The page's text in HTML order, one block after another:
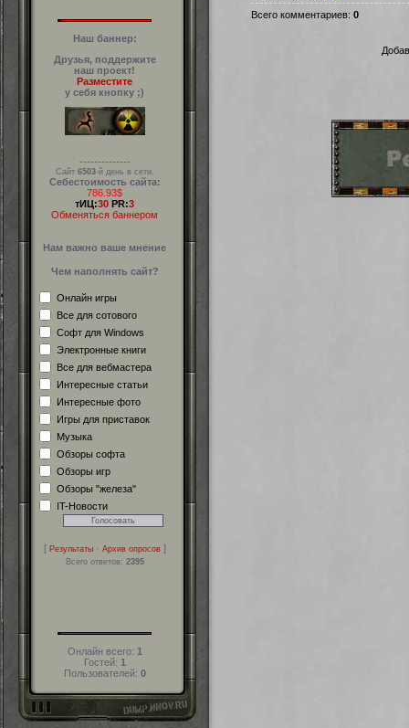
Наш баннер:
Друзья, поддержите
наш проект!
Разместите
у себя кнопку ;)
--------------
Сайт 6503-й день в сети.
Себестоимость сайта:
786.93$
тИЦ:30 PR:3
Обменяться баннером
Нам важно ваше мнение
Чем наполнять сайт?
Онлайн игры
Все для сотового
Софт для Windows
Электронные книги
Все для вебмастера
Интересные статьи
Интересные фото
Игры для приставок
Музыка
Обзоры софта
Обзоры игр
Обзоры "железа"
IT-Новости
[ Результаты· Архив опросов]
Всего ответов: 2395
Онлайн всего: 1
Гостей: 1
Пользователей: 0
Всего комментариев: 0